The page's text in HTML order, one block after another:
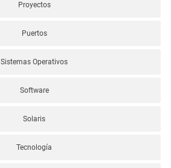
Proyectos
Puertos
Sistemas Operativos
Software
Solaris
Tecnología